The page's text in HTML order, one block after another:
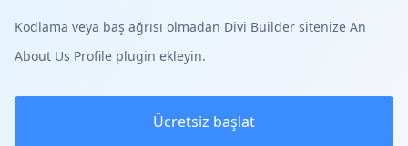
Kodlama veya baş ağrısı olmadan Divi Builder sitenize An
About Us Profile plugin ekleyin.
Ücretsiz başlat